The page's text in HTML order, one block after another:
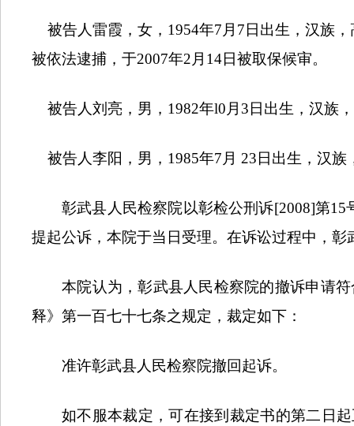
被告人雷霞，女， 1954年7 月 7 日出生，汉族
被依法逮捕，于2007年2 月 14日被取保候审。
被告人刘亮，男， 1982年l0 月 3 日出生，汉族
被告人李阳，男， 1985年7 月 23 日出生，汉
彰武县人民检察院以彰检公刑诉[2008]第15
提起公诉，本院于当日受理。在诉讼过程中，
本院认为，彰武县人民检察院的撤诉申请
释》第一百七十七条之规定，裁定如下：
准许彰武县人民检察院撤回起诉。
如不服本裁定，可在接到裁定书的第二日